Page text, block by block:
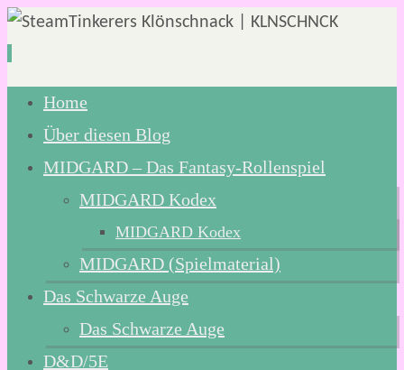
Zum
Inhalt
springen
Home
Über diesen Blog
MIDGARD – Das Fantasy-Rollenspiel
MIDGARD Kodex
MIDGARD Kodex
MIDGARD (Spielmaterial)
Das Schwarze Auge
Das Schwarze Auge
D&D/5E